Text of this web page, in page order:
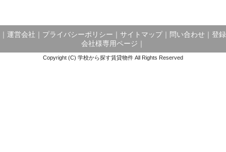
運営会社 プライバシーポリシー サイトマップ｜ 問い合わせ
登録
会社様専用ページ
Copyright (C) 学校から探す賃貸物件 All Rights Reserved